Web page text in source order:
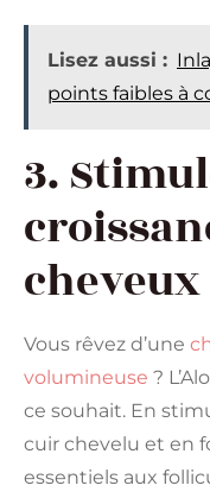
Lisez aussi :
points faibles à
3.
cheveux
Vous rêvez d’une
volumineuse ?
ce souhait. En
cuir chevelu et en
essentiels aux